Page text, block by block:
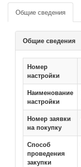
Общие сведения
Общие сведения
Номер
настройки
Наименование
настройки
Номер заявки
на покупку
Способ
проведения
закупки